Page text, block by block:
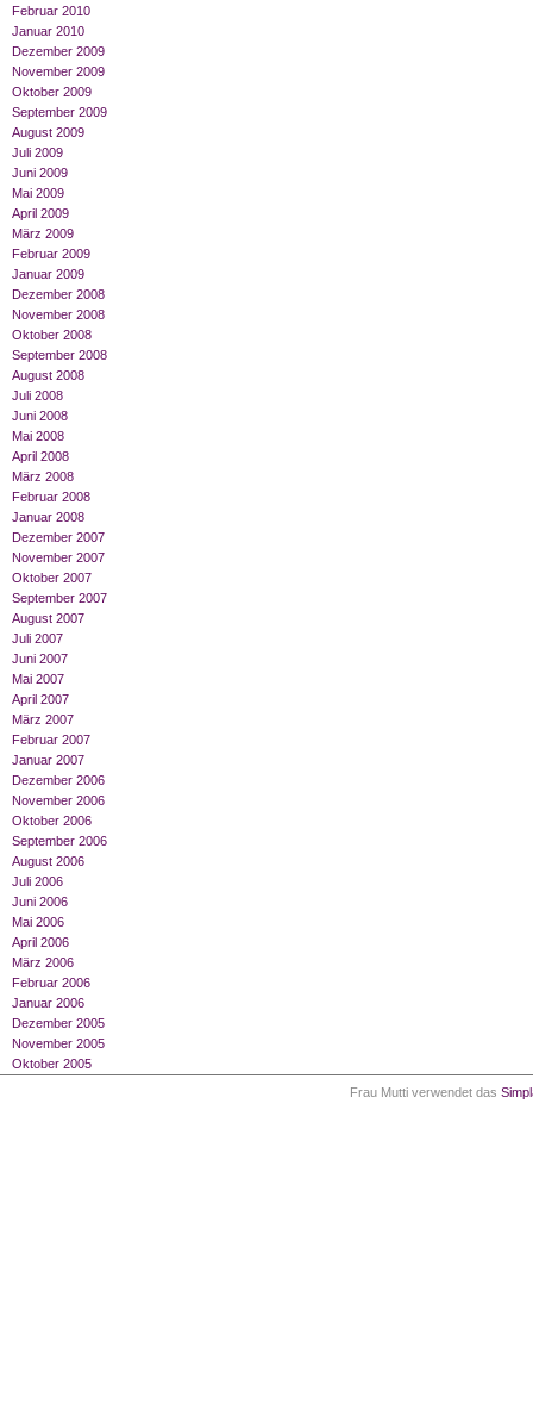
Februar 2010
Januar 2010
Dezember 2009
November 2009
Oktober 2009
September 2009
August 2009
Juli 2009
Juni 2009
Mai 2009
April 2009
März 2009
Februar 2009
Januar 2009
Dezember 2008
November 2008
Oktober 2008
September 2008
August 2008
Juli 2008
Juni 2008
Mai 2008
April 2008
März 2008
Februar 2008
Januar 2008
Dezember 2007
November 2007
Oktober 2007
September 2007
August 2007
Juli 2007
Juni 2007
Mai 2007
April 2007
März 2007
Februar 2007
Januar 2007
Dezember 2006
November 2006
Oktober 2006
September 2006
August 2006
Juli 2006
Juni 2006
Mai 2006
April 2006
März 2006
Februar 2006
Januar 2006
Dezember 2005
November 2005
Oktober 2005
Frau Mutti verwendet das